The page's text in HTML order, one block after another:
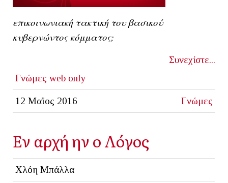
επικοινωνιακή τακτική του βασικού
κυβερνώντος κόμματος;
Συνεχίστε...
Γνώμες web only
12 Μαϊος 2016 Γνώμες
Εν αρχή ην ο Λόγος
Χλόη Μπάλλα